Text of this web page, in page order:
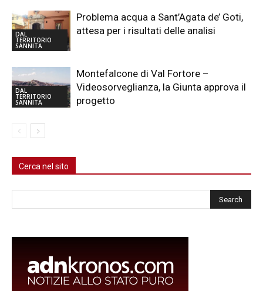
DAL
TERRITORIO
SANNITA
Problema acqua a Sant’Agata de’ Goti,
attesa per i risultati delle analisi
DAL
TERRITORIO
SANNITA
Montefalcone di Val Fortore –
Videosorveglianza, la Giunta approva il
progetto
Cerca nel sito